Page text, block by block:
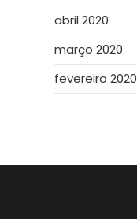
abril 2020
março 2020
fevereiro 2020